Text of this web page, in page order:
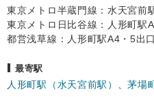
東京メトロ半蔵門線：水天宮前
東京メトロ日比谷線：人形町駅
都営浅草線：人形町駅A4・5出
最寄駅
人形町駅（水天宮前駅） 、茅場